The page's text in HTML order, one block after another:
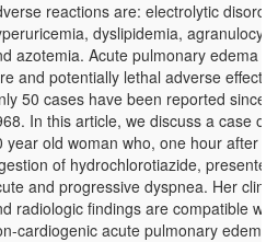
reactions are: electrolytic
dyslipidemia,
azotemia. Acute pulmonary edema is
and potentially lethal adverse effect.
50 cases have been reported since
In this article, we discuss a case of
year old woman who, one hour after
of hydrochlorotiazide, presented
and progressive dyspnea. Her
radiologic findings are compatible
cardiogenic acute pulmonary edema.